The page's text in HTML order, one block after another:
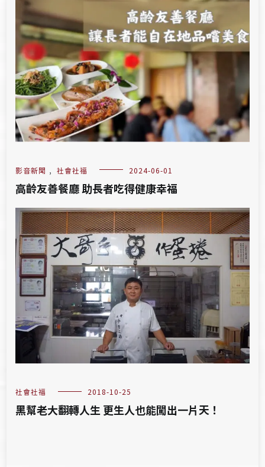
影音新聞 , 社會社福 2024-06-01
高齡友善餐廳 助長者吃得健康幸福
社會社福 2018-10-25
黑幫老大翻轉人生 更生人也能闖出一片天！